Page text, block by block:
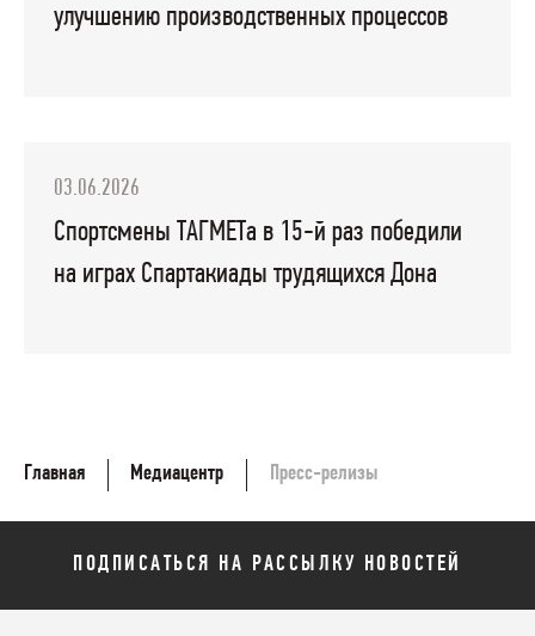
улучшению производственных процессов
03.06.2026
Спортсмены ТАГМЕТа в 15-й раз победили
на играх Спартакиады трудящихся Дона
Главная Медиацентр Пресс-релизы
ПОДПИСАТЬСЯ НА РАССЫЛКУ НОВОСТЕЙ